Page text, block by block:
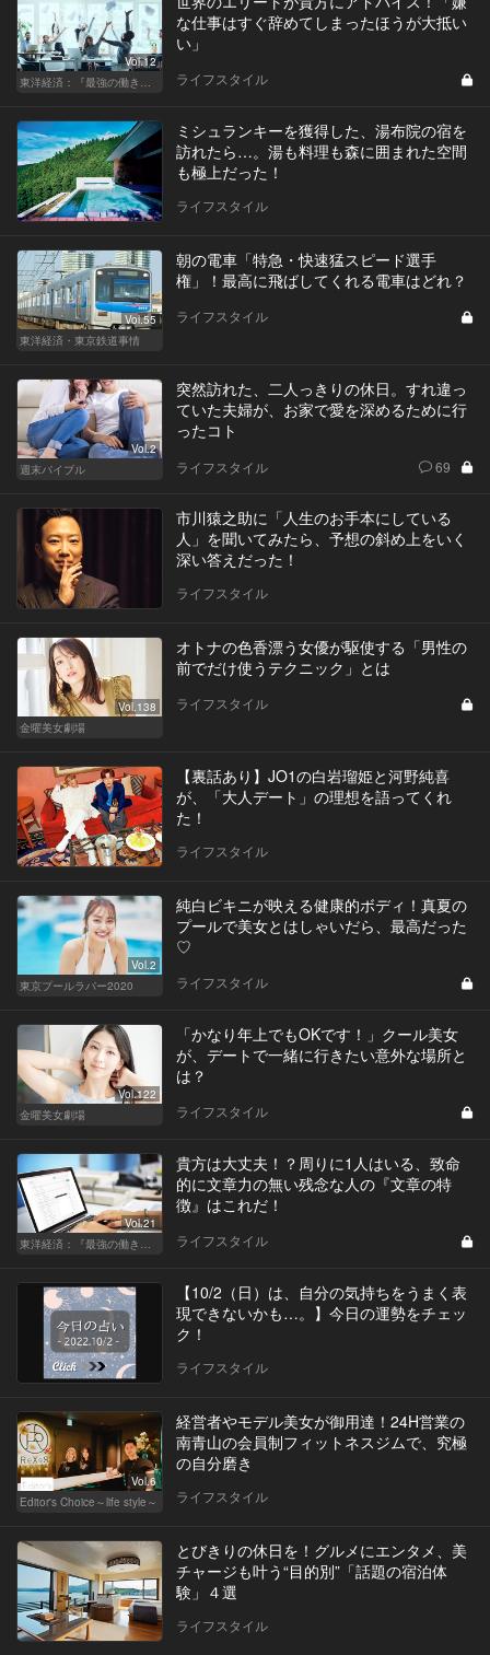
Vol.12
東洋経済：『最強の働き方』『一流の育て方』
な仕事はすぐ辞めてしまったほうが大抵い
い」
ライフスタイル
ミシュランキーを獲得した、湯布院の宿を
訪れたら…。湯も料理も森に囲まれた空間
も極上だった！
ライフスタイル
Vol.55
東洋経済・東京鉄道事情
朝の電車「特急・快速猛スピード選手
権」！最高に飛ばしてくれる電車はどれ？
ライフスタイル
Vol.2
週末バイブル
突然訪れた、二人っきりの休日。すれ違っ
ていた夫婦が、お家で愛を深めるために行
ったコト
ライフスタイル 69
市川猿之助に「人生のお手本にしている
人」を聞いてみたら、予想の斜め上をいく
深い答えだった！
ライフスタイル
Vol.138
金曜美女劇場
オトナの色香漂う女優が駆使する「男性の
前でだけ使うテクニック」とは
ライフスタイル
【裏話あり】JO1の白岩瑠姫と河野純喜
が、「大人デート」の理想を語ってくれ
た！
ライフスタイル
Vol.2
東京プールラバー2020
純白ビキニが映える健康的ボディ！真夏の
プールで美女とはしゃいだら、最高だった
♡
ライフスタイル
Vol.122
金曜美女劇場
「かなり年上でもOKです！」クール美女
が、デートで一緒に行きたい意外な場所と
は？
ライフスタイル
Vol.21
東洋経済：『最強の働き方』『一流の育て方』
貴方は大丈夫！？周りに1人はいる、致命
的に文章力の無い残念な人の『文章の特
徴』はこれだ！
ライフスタイル
【10/2（日）は、自分の気持ちをうまく表
現できないかも…。】今日の運勢をチェッ
ク！
ライフスタイル
Vol.6
Editor's Choice～life style～
経営者やモデル美女が御用達！24H営業の
南青山の会員制フィットネスジムで、究極
の自分磨き
ライフスタイル
とびきりの休日を！グルメにエンタメ、美
チャージも叶う“目的別”「話題の宿泊体
験」４選
ライフスタイル